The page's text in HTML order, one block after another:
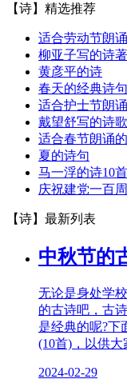
【诗】 精选推荐
适合劳动节朗
柳亚子写的诗
黄彦平的诗
春天的经典诗
适合护士节朗
戴望舒写的诗
适合春节朗诵
夏的诗句
马一浮的诗10首
庆祝建党一百
【诗】 最新列表
中秋节的
无论是身处学
的古诗吧，古
是经典的呢?下
(10首)，以供
2024-02-29